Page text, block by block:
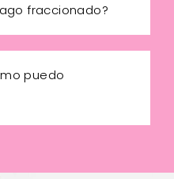
fraccionado?
puedo